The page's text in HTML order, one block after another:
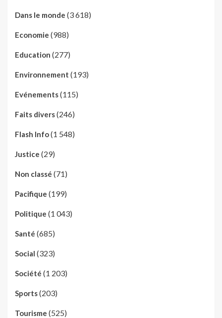
Dans le monde (3 618)
Economie (988)
Education (277)
Environnement (193)
Evénements(115)
Faits divers(246)
Flash Info(1 548)
Justice (29)
Non classé (71)
Pacifique (199)
Politique (1 043)
Santé (685)
Social (323)
Société (1 203)
Sports(203)
Tourisme (525)